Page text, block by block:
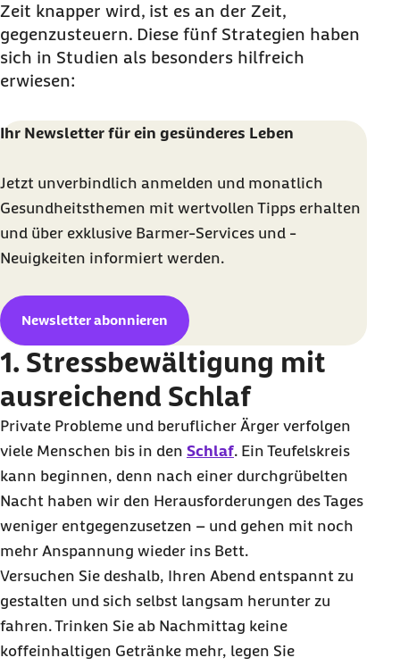
und Entspannung
Zeit knapper wird, ist es an der Zeit,
gegenzusteuern. Diese fünf Strategien haben
sich in Studien als besonders hilfreich
erwiesen:
Ihr Newsletter für ein gesünderes Leben
Jetzt unverbindlich anmelden und monatlich
Gesundheitsthemen mit wertvollen Tipps erhalten
und über exklusive Barmer-Services und -
Neuigkeiten informiert werden.
Newsletter abonnieren
1. Stressbewältigung mit
ausreichend Schlaf
Private Probleme und beruflicher Ärger verfolgen
viele Menschen bis in den Schlaf. Ein Teufelskreis
kann beginnen, denn nach einer durchgrübelten
Nacht haben wir den Herausforderungen des Tages
weniger entgegenzusetzen – und gehen mit noch
mehr Anspannung wieder ins Bett.
Versuchen Sie deshalb, Ihren Abend entspannt zu
gestalten und sich selbst langsam herunter zu
fahren. Trinken Sie ab Nachmittag keine
koffeinhaltigen Getränke mehr, legen Sie